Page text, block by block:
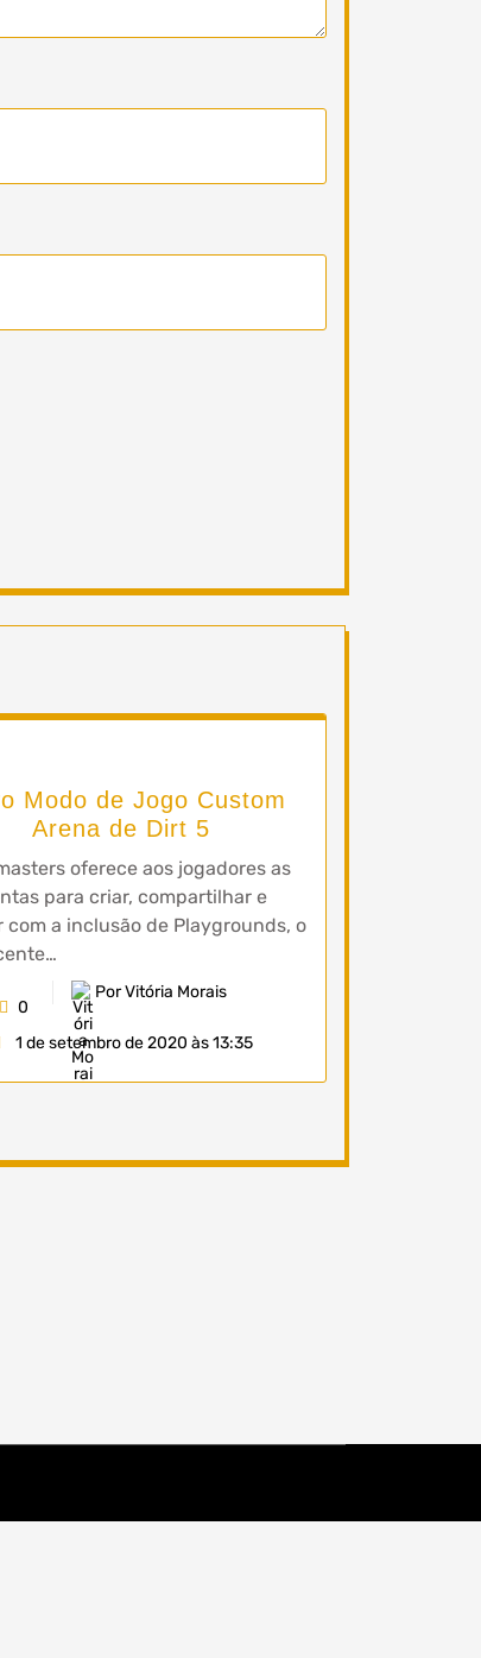
Modo de Jogo Custom
Arena de Dirt 5
oferece aos jogadores as
para criar, compartilhar e
com a inclusão de Playgrounds, o
0
Por Vitória Morais
1 de setembro de 2020 às 13:35